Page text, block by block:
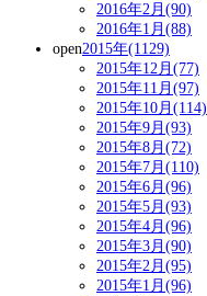
2016年2月(90)
2016年1月(88)
open2015年(1129)
2015年12月(77)
2015年11月(97)
2015年10月(114)
2015年9月(93)
2015年8月(72)
2015年7月(110)
2015年6月(96)
2015年5月(93)
2015年4月(96)
2015年3月(90)
2015年2月(95)
2015年1月(96)